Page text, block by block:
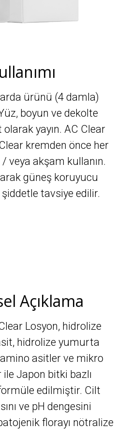
ürünü (4 damla)
boyun ve dekolte
yayın. AC Clear
kremden önce her
veya akşam kullanın.
güneş koruyucu
şiddetle tavsiye edilir.
Açıklama
Losyon, hidrolize
hidrolize yumurta
asitler ve mikro
Japon bitki bazlı
edilmiştir. Cilt
ve pH dengesini
florayı nötralize